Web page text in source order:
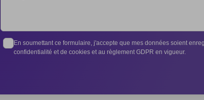
En soumettant ce formulaire, j'accepte que mes données soient
confidentialité et de cookies et au règlement GDPR en vigueur.